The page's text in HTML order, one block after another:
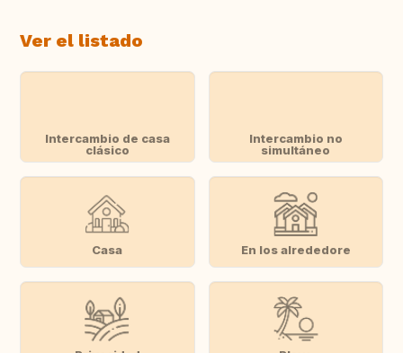
Ver el listado
Intercambio de casa
clásico
Intercambio no
simultáneo
Casa En los alrededore